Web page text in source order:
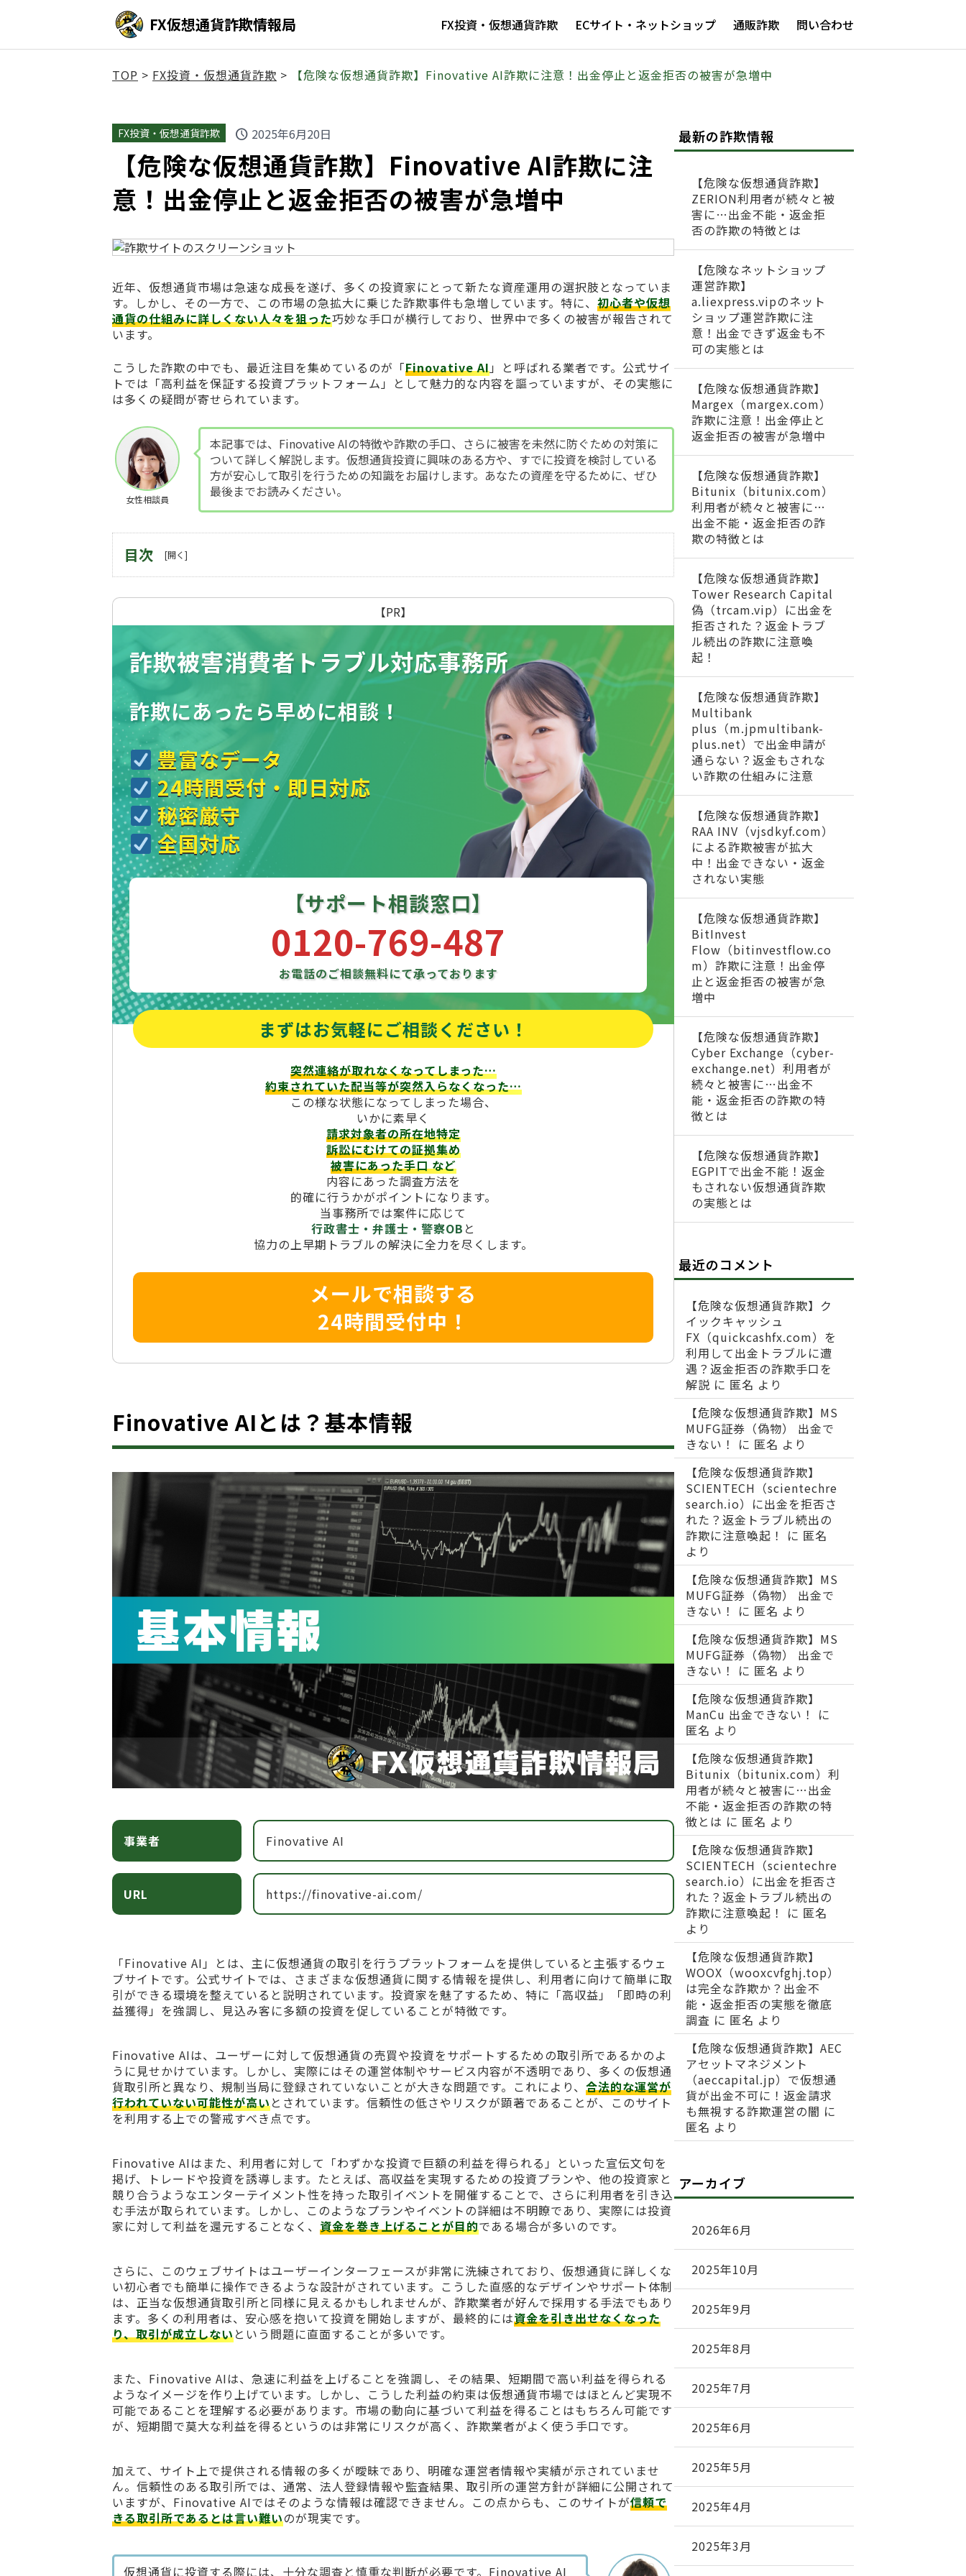
FX仮想通貨詐欺情報局 FX投資・仮想通貨詐欺 ECサイト・ネットショップ 通販詐欺 問い合わせ
TOP > FX投資・仮想通貨詐欺 > 【危険な仮想通貨詐欺】Finovative AI詐欺に注意！出金停止と返金拒否の被害が急増中
FX投資・仮想通貨詐欺 schedule 2025年6月20日
【危険な仮想通貨詐欺】Finovative AI詐欺に注
意！出金停止と返金拒否の被害が急増中
近年、仮想通貨市場は急速な成長を遂げ、多くの投資家にとって新たな資産運用の選択肢となっていま
す。しかし、その一方で、この市場の急拡大に乗じた詐欺事件も急増しています。特に、 初心者や仮想
通貨の仕組みに詳しくない人々を狙った巧妙な手口が横行しており、世界中で多くの被害が報告されて
います。
こうした詐欺の中でも、最近注目を集めているのが「Finovative AI」と呼ばれる業者です。公式サイ
トでは「高利益を保証する投資プラットフォーム」として魅力的な内容を謳っていますが、その実態に
は多くの疑問が寄せられています。
女性相談員
本記事では、Finovative AIの特徴や詐欺の手口、さらに被害を未然に防ぐための対策に
ついて詳しく解説します。仮想通貨投資に興味のある方や、すでに投資を検討している
方が安心して取引を行うための知識をお届けします。あなたの資産を守るために、ぜひ
最後までお読みください。
目次
【PR】
詐欺被害消費者トラブル対応事務所
詐欺にあったら早めに相談！
豊富なデータ
24時間受付・即日対応
秘密厳守
全国対応
【サポート相談窓口】
0120-769-487
お電話のご相談無料にて承っております
まずはお気軽にご相談ください！
突然連絡が取れなくなってしまった…
約束されていた配当等が突然入らなくなった…
この様な状態になってしまった場合、
いかに素早く
請求対象者の所在地特定
訴訟にむけての証拠集め
被害にあった手口など
内容にあった調査方法を
的確に行うかがポイントになります。
当事務所では案件に応じて
行政書士・弁護士・警察OB と
協力の上早期トラブルの解決に全力を尽くします。
メールで相談する
24時間受付中！
Finovative AIとは？基本情報
事業者 Finovative AI
URL https://finovative-ai.com/
「Finovative AI」とは、主に仮想通貨の取引を行うプラットフォームを提供していると主張するウェ
ブサイトです。公式サイトでは、さまざまな仮想通貨に関する情報を提供し、利用者に向けて簡単に取
引ができる環境を整えていると説明されています。投資家を魅了するため、特に「高収益」「即時の利
益獲得」を強調し、見込み客に多額の投資を促していることが特徴です。
Finovative AIは、ユーザーに対して仮想通貨の売買や投資をサポートするための取引所であるかのよ
うに見せかけています。しかし、実際にはその運営体制やサービス内容が不透明であり、多くの仮想通
貨取引所と異なり、規制当局に登録されていないことが大きな問題です。これにより、 合法的な運営が
行われていない可能性が高いとされています。信頼性の低さやリスクが顕著であることが、このサイト
を利用する上での警戒すべき点です。
Finovative AIはまた、利用者に対して「わずかな投資で巨額の利益を得られる」といった宣伝文句を
掲げ、トレードや投資を誘導します。たとえば、高収益を実現するための投資プランや、他の投資家と
競り合うようなエンターテイメント性を持った取引イベントを開催することで、さらに利用者を引き込
む手法が取られています。しかし、このようなプランやイベントの詳細は不明瞭であり、実際には投資
家に対して利益を還元することなく、 資金を巻き上げることが目的である場合が多いのです。
さらに、このウェブサイトはユーザーインターフェースが非常に洗練されており、仮想通貨に詳しくな
い初心者でも簡単に操作できるような設計がされています。こうした直感的なデザインやサポート体制
は、正当な仮想通貨取引所と同様に見えるかもしれませんが、詐欺業者が好んで採用する手法でもあり
ます。多くの利用者は、安心感を抱いて投資を開始しますが、最終的には資金を引き出せなくなった
り、取引が成立しないという問題に直面することが多いです。
また、Finovative AIは、急速に利益を上げることを強調し、その結果、短期間で高い利益を得られる
ようなイメージを作り上げています。しかし、こうした利益の約束は仮想通貨市場ではほとんど実現不
可能であることを理解する必要があります。市場の動向に基づいて利益を得ることはもちろん可能です
が、短期間で莫大な利益を得るというのは非常にリスクが高く、詐欺業者がよく使う手口です。
加えて、サイト上で提供される情報の多くが曖昧であり、明確な運営者情報や実績が示されていませ
ん。信頼性のある取引所では、通常、法人登録情報や監査結果、取引所の運営方針が詳細に公開されて
いますが、Finovative AIではそのような情報は確認できません。この点からも、このサイトが信頼で
きる取引所であるとは言い難いのが現実です。
仮想通貨に投資する際には、十分な調査と慎重な判断が必要です。Finovative AI
最新の詐欺情報
【危険な仮想通貨詐欺】
ZERION利用者が続々と被
害に…出金不能・返金拒
否の詐欺の特徴とは
【危険なネットショップ
運営詐欺】
a.liexpress.vipのネット
ショップ運営詐欺に注
意！出金できず返金も不
可の実態とは
【危険な仮想通貨詐欺】
Margex（margex.com）
詐欺に注意！出金停止と
返金拒否の被害が急増中
【危険な仮想通貨詐欺】
Bitunix（bitunix.com）
利用者が続々と被害に…
出金不能・返金拒否の詐
欺の特徴とは
【危険な仮想通貨詐欺】
Tower Research Capital
偽（trcam.vip）に出金を
拒否された？返金トラブ
ル続出の詐欺に注意喚
起！
【危険な仮想通貨詐欺】
Multibank
plus（m.jpmultibank-
plus.net）で出金申請が
通らない？返金もされな
い詐欺の仕組みに注意
【危険な仮想通貨詐欺】
RAA INV（vjsdkyf.com）
による詐欺被害が拡大
中！出金できない・返金
されない実態
【危険な仮想通貨詐欺】
BitInvest
Flow（bitinvestflow.co
m）詐欺に注意！出金停
止と返金拒否の被害が急
増中
【危険な仮想通貨詐欺】
Cyber Exchange（cyber-
exchange.net）利用者が
続々と被害に…出金不
能・返金拒否の詐欺の特
徴とは
【危険な仮想通貨詐欺】
EGPITで出金不能！返金
もされない仮想通貨詐欺
の実態とは
最近のコメント
【危険な仮想通貨詐欺】ク
イックキャッシュ
FX（quickcashfx.com）を
利用して出金トラブルに遭
遇？返金拒否の詐欺手口を
解説 に 匿名 より
【危険な仮想通貨詐欺】MS
MUFG証券（偽物） 出金で
きない！
に 匿名 より
【危険な仮想通貨詐欺】
SCIENTECH（scientechre
search.io）に出金を拒否さ
れた？返金トラブル続出の
詐欺に注意喚起！
に 匿名
より
【危険な仮想通貨詐欺】MS
MUFG証券（偽物） 出金で
きない！
に 匿名 より
【危険な仮想通貨詐欺】MS
MUFG証券（偽物） 出金で
きない！
に 匿名 より
【危険な仮想通貨詐欺】
ManCu 出金できない！
に
匿名 より
【危険な仮想通貨詐欺】
Bitunix（bitunix.com）利
用者が続々と被害に…出金
不能・返金拒否の詐欺の特
徴とは に 匿名 より
【危険な仮想通貨詐欺】
SCIENTECH（scientechre
search.io）に出金を拒否さ
れた？返金トラブル続出の
詐欺に注意喚起！
に 匿名
より
【危険な仮想通貨詐欺】
WOOX（wooxcvfghj.top）
は完全な詐欺か？出金不
能・返金拒否の実態を徹底
調査 に 匿名 より
【危険な仮想通貨詐欺】AEC
アセットマネジメント
（aeccapital.jp）で仮想通
貨が出金不可に！返金請求
も無視する詐欺運営の闇 に
匿名 より
アーカイブ
2026年6月
2025年10月
2025年9月
2025年8月
2025年7月
2025年6月
2025年5月
2025年4月
2025年3月